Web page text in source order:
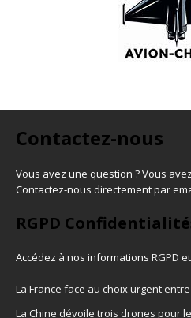
Contactez-nous
Vous avez une question ? Vous
Contactez-nous directement par
RGPD
Accédez à nos informations RGPD
La France face au choix urgent
La Chine dévoile trois drones pour